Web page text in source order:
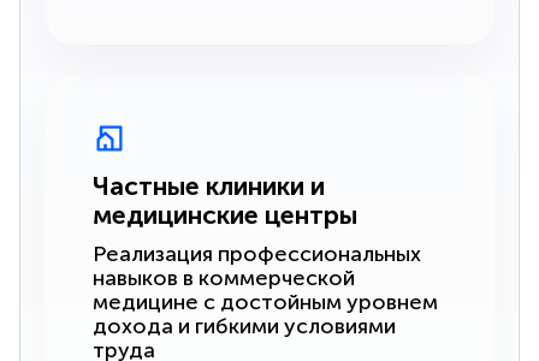
Частные клиники и
медицинские центры
Реализация профессиональных
навыков в коммерческой
медицине с достойным уровнем
дохода и гибкими условиями
труда